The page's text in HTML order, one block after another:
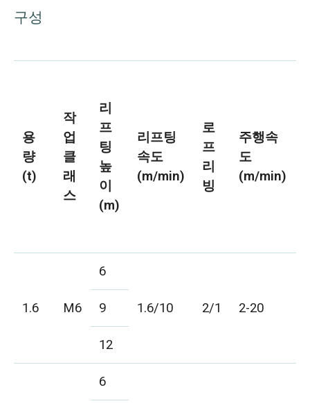
구성
용
량
(t)
작
업
클
래
스
리
프
팅
높
이
(m)
리프팅
속도
(m/min)
로
프
리
빙
주행속
도
(m/min)
1.6 M6
6
1.6/10
2/1 2-20
9
12
6